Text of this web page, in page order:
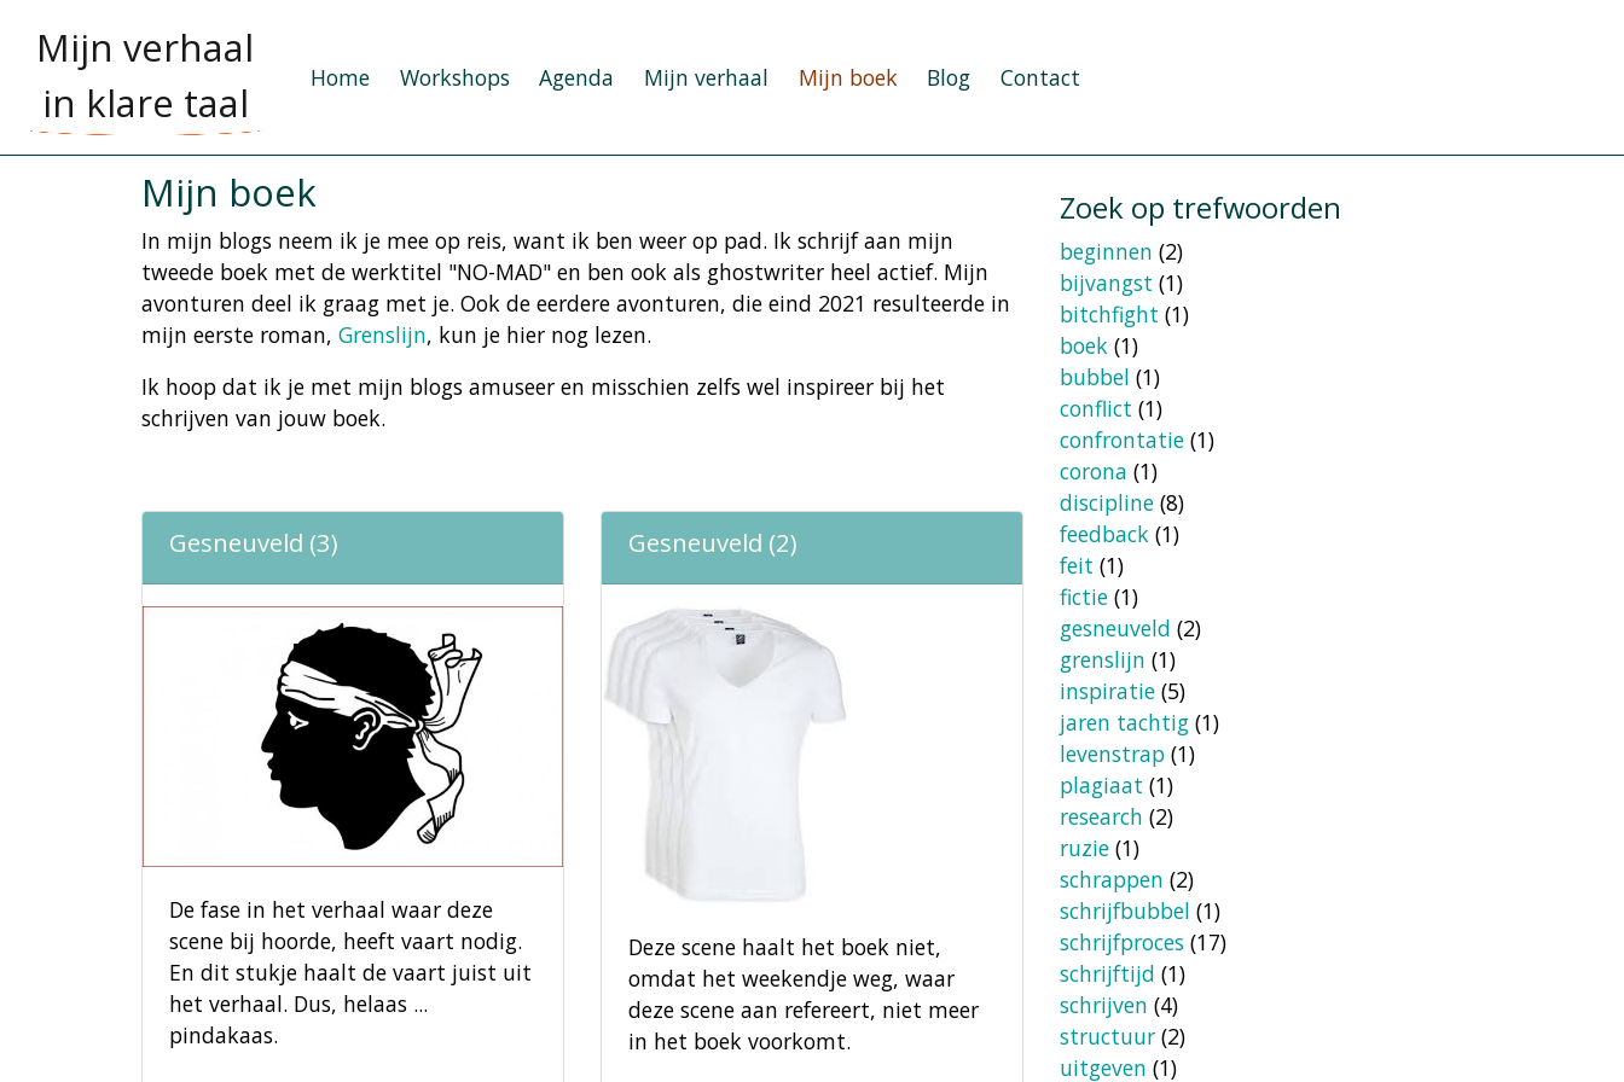
Mijn verhaal
in klare taal
Home Workshops Agenda Mijn verhaal Mijn boek Blog Contact
Mijn boek
In mijn blogs neem ik je mee op reis, want ik ben weer op pad. Ik schrijf aan mijn
tweede boek met de werktitel "NO-MAD" en ben ook als ghostwriter heel actief. Mijn
avonturen deel ik graag met je. Ook de eerdere avonturen, die eind 2021 resulteerde in
mijn eerste roman, Grenslijn, kun je hier nog lezen.
Ik hoop dat ik je met mijn blogs amuseer en misschien zelfs wel inspireer bij het
schrijven van jouw boek.
Gesneuveld (3)
De fase in het verhaal waar deze
scene bij hoorde, heeft vaart nodig.
En dit stukje haalt de vaart juist uit
het verhaal. Dus, helaas ...
pindakaas.
Gesneuveld (2)
Deze scene haalt het boek niet,
omdat het weekendje weg, waar
deze scene aan refereert, niet meer
in het boek voorkomt.
Zoek op trefwoorden
beginnen (2)
bijvangst (1)
bitchfight (1)
boek (1)
bubbel (1)
conflict (1)
confrontatie (1)
corona (1)
discipline (8)
feedback (1)
feit (1)
fictie (1)
gesneuveld (2)
grenslijn (1)
inspiratie (5)
jaren tachtig (1)
levenstrap (1)
plagiaat (1)
research (2)
ruzie (1)
schrappen (2)
schrijfbubbel (1)
schrijfproces (17)
schrijftijd (1)
schrijven (4)
structuur (2)
uitgeven (1)